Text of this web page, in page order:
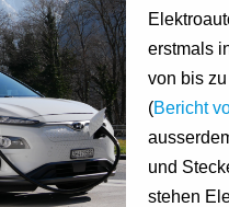
erstmals
von bis
(Bericht
und
stehen